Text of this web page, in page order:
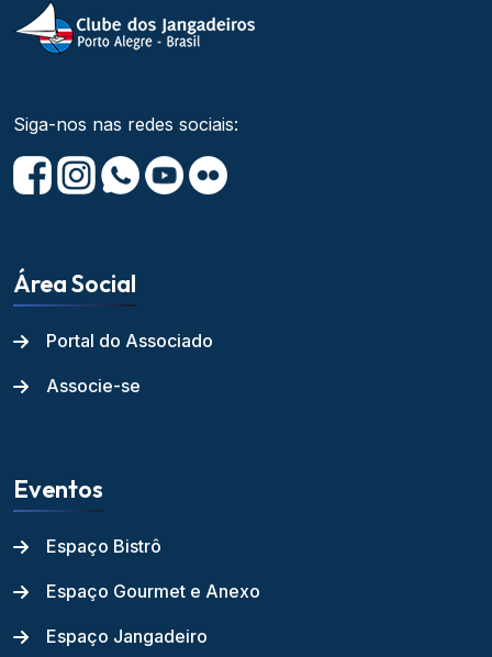
Siga-nos nas redes sociais:
Área Social
Portal do Associado
Associe-se
Eventos
Espaço Bistrô
Espaço Gourmet e Anexo
Espaço Jangadeiro